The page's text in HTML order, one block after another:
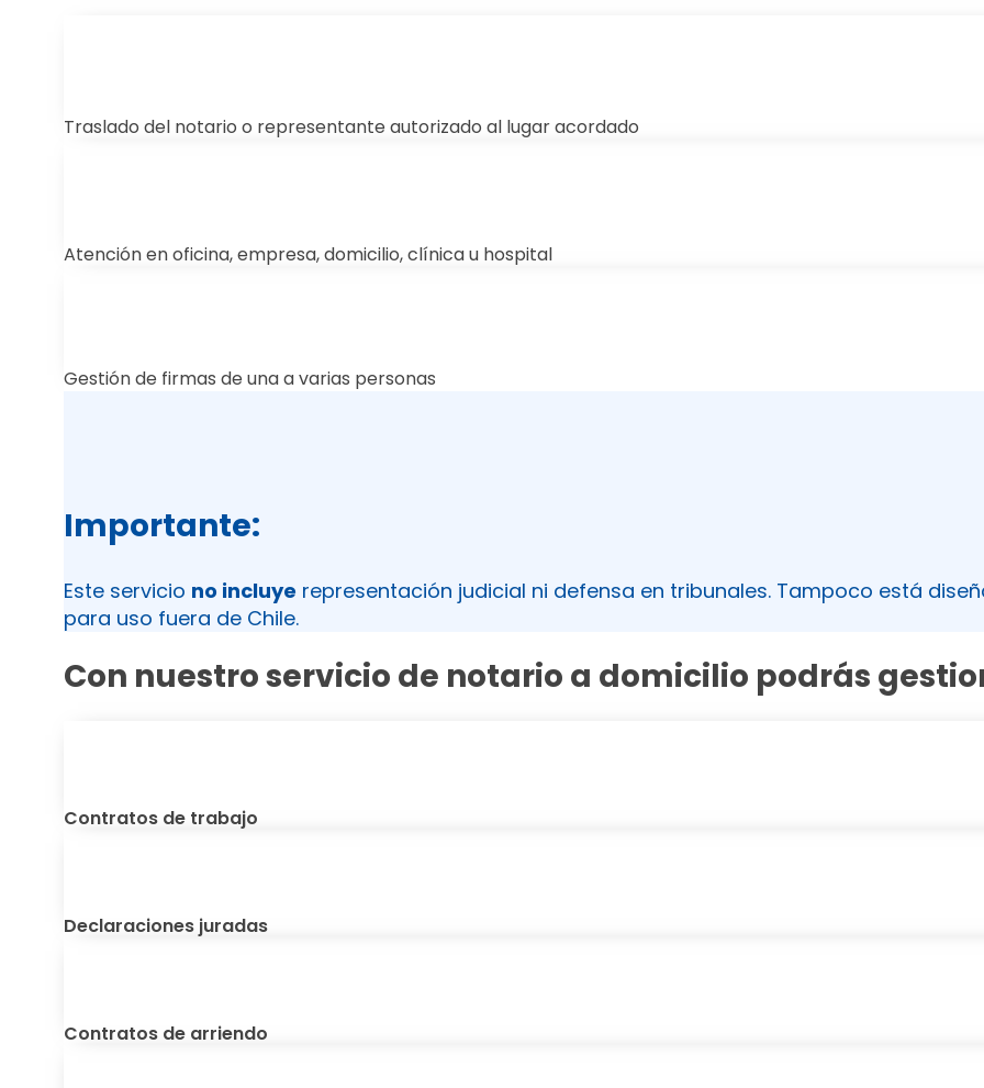
Traslado del notario o representante autorizado al lugar acordado
Atención en oficina, empresa, domicilio, clínica u hospital
Gestión de firmas de una a varias personas
Importante:
Este servicio no incluye representación judicial ni defensa en tribunales. Tampoco está
para uso fuera de Chile.
Con nuestro servicio de notario a domicilio podrás
Contratos de trabajo
Declaraciones juradas
Contratos de arriendo